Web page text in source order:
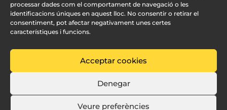
processar dades com el comportament de navegació o les
identificacions úniques en aquest lloc. No consentir o retirar el
consentiment, pot afectar negativament unes certes
característiques i funcions.
Acceptar cookies
Denegar
Veure preferències
Diseño Web Valencia:Innobing